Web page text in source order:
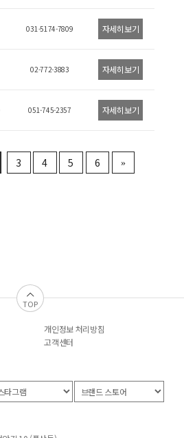
031-5174-7809 자세히보기
02-772-3883 자세히보기
051-745-2357 자세히보기
3 4 5 6 »
TOP
개인정보 처리방침
고객센터